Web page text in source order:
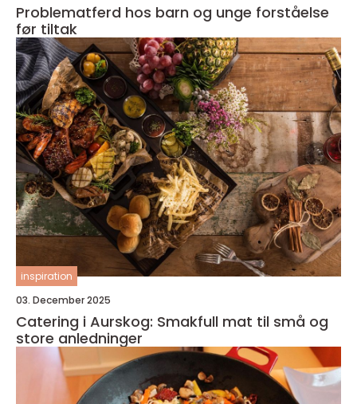
Problematferd hos barn og unge forståelse
før tiltak
inspiration
03. December 2025
Catering i Aurskog: Smakfull mat til små og
store anledninger